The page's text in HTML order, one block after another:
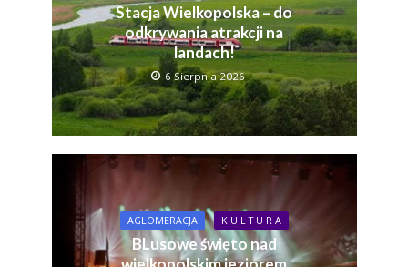
Stacja Wielkopolska – do
odkrywania atrakcji na
landach!
6 Sierpnia 2026
AGLOMERACJA K U L T U R A
BLusowe święto nad